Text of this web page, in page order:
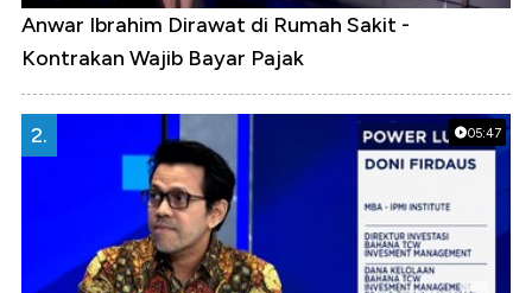
Anwar Ibrahim Dirawat di Rumah Sakit -
Kontrakan Wajib Bayar Pajak
05:47
2.